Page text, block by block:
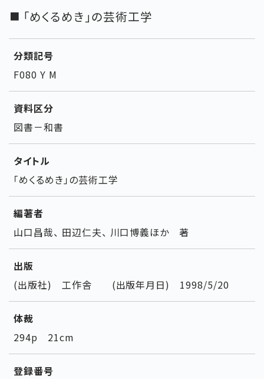
「めくるめき」の芸術工学
分類記号
F080 Y M
資料区分
図書－和書
タイトル
「めくるめき」の芸術工学
編著者
山口昌哉、 田辺仁夫、 川口博義ほか 著
出版
(出版社) 工作舎 (出版年月日) 1998/5/20
体裁
294p 21cm
登録番号